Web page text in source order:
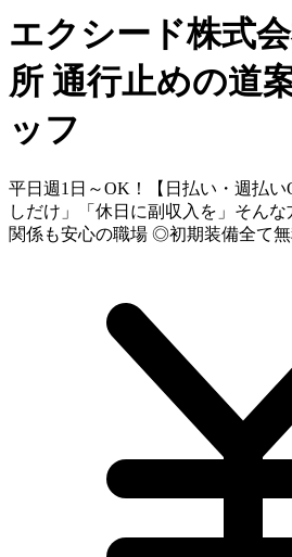
エクシード株式
所 通行止めの道
ッフ
平日週1日～OK！【日払い・週払
しだけ」「休日に副収入を」そん
関係も安心の職場 ◎初期装備全て